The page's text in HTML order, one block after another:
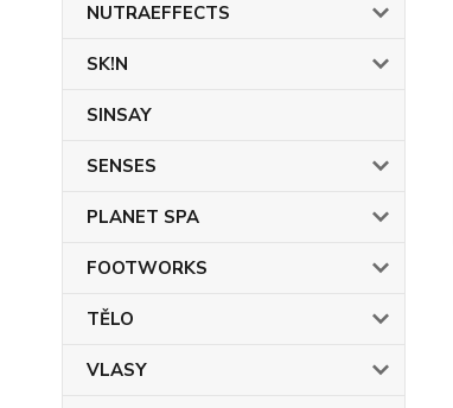
NUTRAEFFECTS
SK!N
SINSAY
SENSES
PLANET SPA
FOOTWORKS
TĚLO
VLASY